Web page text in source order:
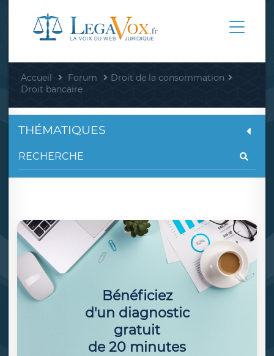
Accueil Forum
Droit de la consommation
Droit bancaire
THÉMATIQUES
Bénéficiez
d'un diagnostic
gratuit
de 20 minutes